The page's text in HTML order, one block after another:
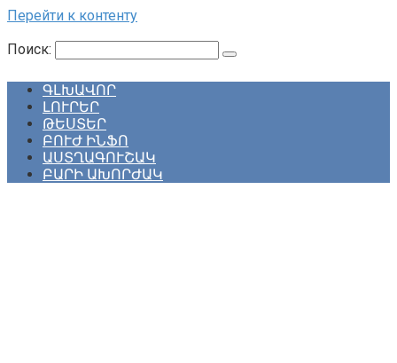
Перейти к контенту
Поиск:
ԳԼԽԱՎՈՐ
ԼՈՒՐԵՐ
ԹԵՍՏԵՐ
ԲՈՒԺ ԻՆՖՈ
ԱՍՏՂԱԳՈՒՇԱԿ
ԲԱՐԻ ԱԽՈՐԺԱԿ